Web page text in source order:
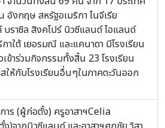
อังกฤษ สหรัฐอเมริกา ไนจีเรีย
บราซิล สิงคโปร์ นิวซีแลนด์ ไอแลนด์
าใต้ เยอรมณี และแคนาดา มีโรงเรียน
เข้าร่วมกิจกรรมทั้งสิ้น 23 โรงเรียน
สให้กับโรงเรียนอื่นๆในภาคตะวันออก
ร (ผู้ก่อตั้ง) ครูอาสาฯCelia